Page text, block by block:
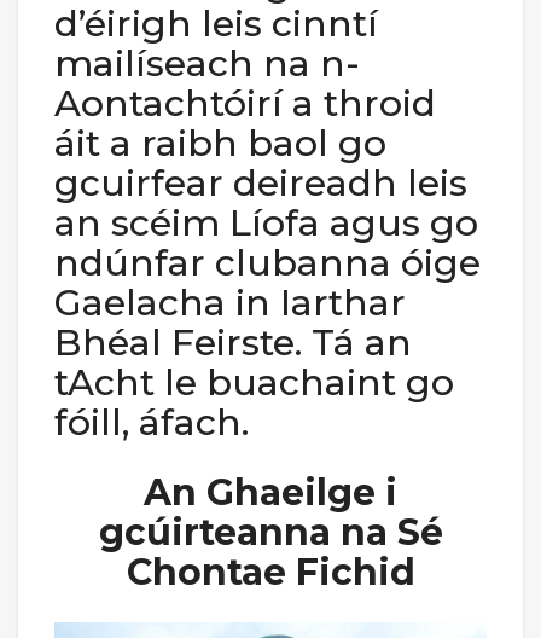
d’éirigh leis cinntí
mailíseach na n-
Aontachtóirí a throid
áit a raibh baol go
gcuirfear deireadh leis
an scéim Líofa agus go
ndúnfar clubanna óige
Gaelacha in Iarthar
Bhéal Feirste. Tá an
tAcht le buachaint go
fóill, áfach.
An Ghaeilge i
gcúirteanna na Sé
Chontae Fichid